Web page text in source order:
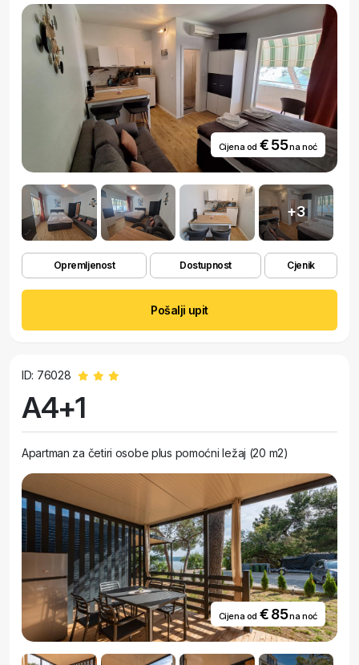
Cijena od € 55na noć
+3
Opremljenost Dostupnost Cjenik
Pošalji upit
ID: 76028
A4+1
Apartman za četiri osobe plus pomoćni ležaj (20 m2)
Cijena od € 85na noć